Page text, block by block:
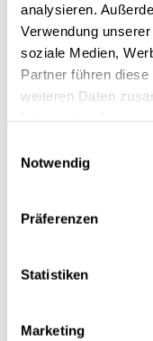
analysieren.
Verwendung
soziale Medien,
Partner führen
weiteren Daten
Notwendig
Präferenzen
Statistiken
Marketing
Maandag: 10.00 -
Dinsdag: 10.00 -
Woensdag: 10.00 -
Donderdag: 10.00 -
Contact
Tourist-Info